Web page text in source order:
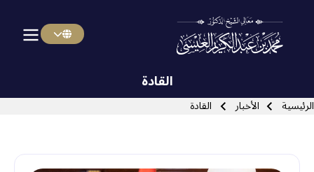
Skip to main navigation
القادة
مسار التنقل
الرئيسية الأخبار القادة